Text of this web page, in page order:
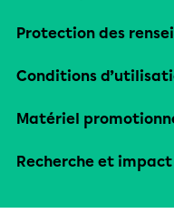
Protection des
Conditions
Matériel
Recherche et impact